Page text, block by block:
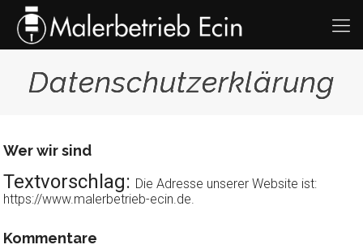
Datenschutzerklärung
Wer wir sind
Textvorschlag: Die Adresse unserer Website ist:
https://www.malerbetrieb-ecin.de.
Kommentare